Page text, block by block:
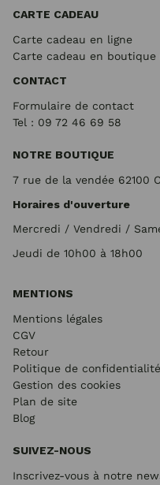
CARTE CADEAU
Carte cadeau en ligne
Carte cadeau en boutique
CONTACT
Formulaire de contact
Tel : 09 72 46 69 58
NOTRE BOUTIQUE
7 rue de la vendée 62100
Horaires d'ouverture
Mercredi / Vendredi /
Jeudi de 10h00 à 18h00
MENTIONS
Mentions légales
CGV
Retour
Politique de confidentialité
Gestion des cookies
Plan de site
Blog
SUIVEZ-NOUS
Inscrivez-vous à notre